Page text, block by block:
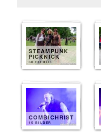
STEAMPUNK
PICKNICK
30 BILDER
COMBICHRIST
15 BILDER